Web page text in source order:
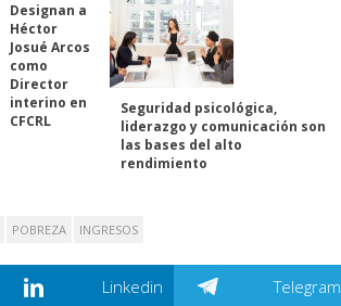
Designan a
Héctor
Josué Arcos
como
Director
interino en
CFCRL
Seguridad psicológica,
liderazgo y comunicación son
las bases del alto
rendimiento
POBREZA INGRESOS
Linkedin Telegram